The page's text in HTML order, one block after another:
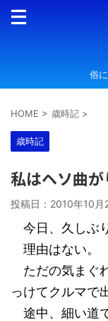
俗
HOME > 歳時記 >
歳時記
私はヘソ曲
投稿日： 2010年10月
今日、久しぶ
理由はない。
ただの気まぐ
っけてクルマで
途中、細い道